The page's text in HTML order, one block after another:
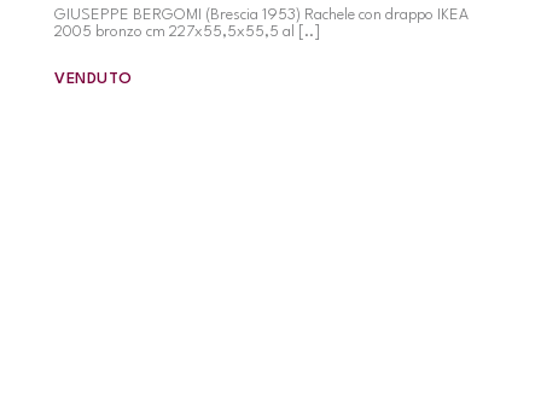
GIUSEPPE BERGOMI (Brescia 1953) Rachele con drappo IKEA
2005 bronzo cm 227x55,5x55,5 al [..]
VENDUTO